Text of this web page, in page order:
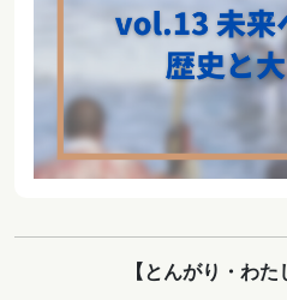
【とんがり・わた